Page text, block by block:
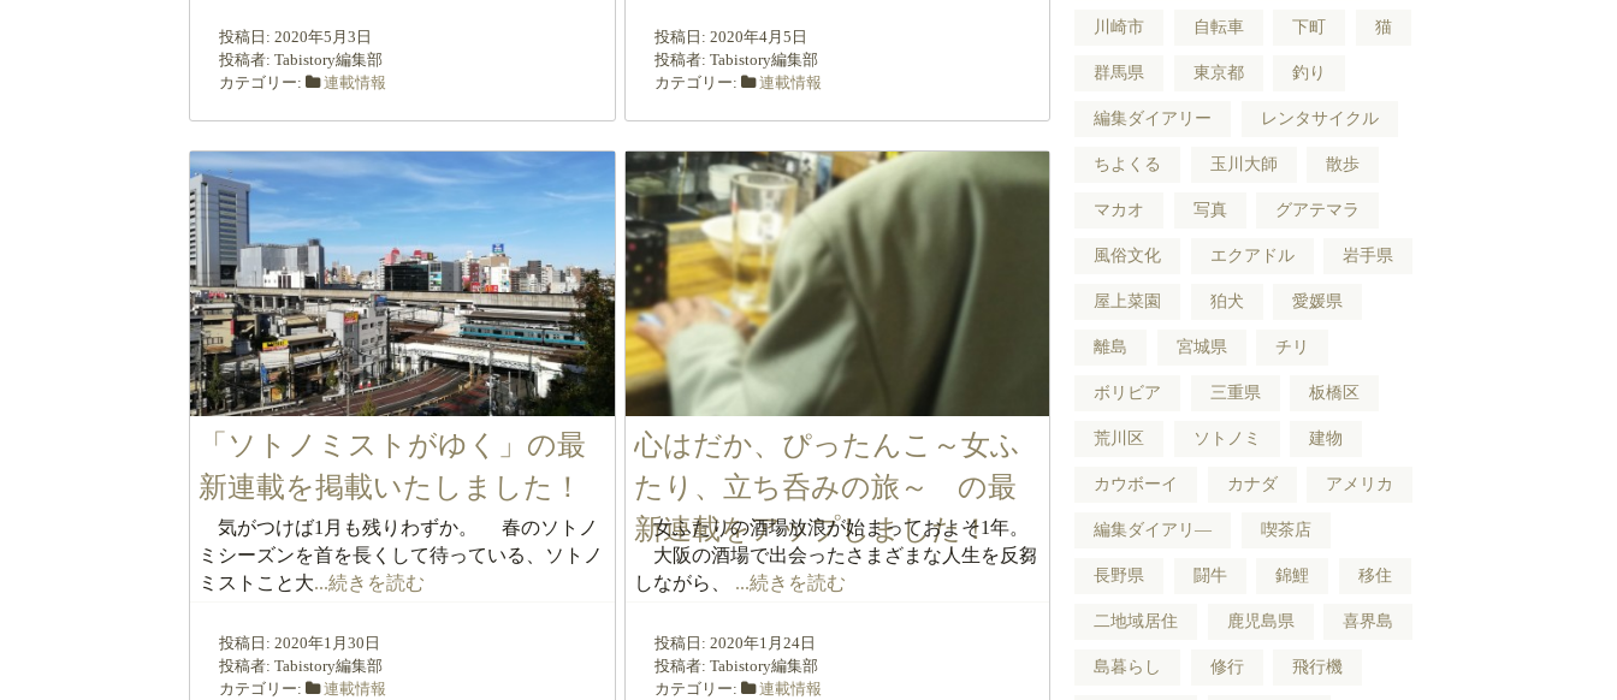
投稿日: 2020年5月3日
投稿者: Tabistory編集部
カテゴリー:
連載情報
投稿日: 2020年4月5日
投稿者: Tabistory編集部
カテゴリー:
連載情報
「ソトノミストがゆく」の最
新連載を掲載いたしました！
気がつけば1月も残りわずか。 春のソトノ
ミシーズンを首を長くして待っている、ソトノ
ミストこと大...続きを読む
投稿日: 2020年1月30日
投稿者: Tabistory編集部
カテゴリー:
連載情報
心はだか、ぴったんこ～女ふ
たり、立ち呑みの旅～ の最
新連載をアップしました！
女ふたりの酒場放浪が始まっておよそ1年。
大阪の酒場で出会ったさまざまな人生を反芻
しながら、 ...続きを読む
投稿日: 2020年1月24日
投稿者: Tabistory編集部
カテゴリー:
連載情報
川崎市 自転車 下町 猫
群馬県 東京都 釣り
編集ダイアリー レンタサイクル
ちよくる 玉川大師 散歩
マカオ 写真 グアテマラ
風俗文化 エクアドル 岩手県
屋上菜園 狛犬 愛媛県
離島 宮城県 チリ
ボリビア 三重県 板橋区
荒川区 ソトノミ 建物
カウボーイ カナダ アメリカ
編集ダイアリ― 喫茶店
長野県 闘牛 錦鯉 移住
二地域居住 鹿児島県 喜界島
島暮らし 修行 飛行機